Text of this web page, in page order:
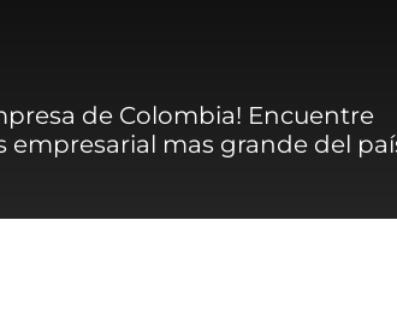
de Colombia! Encuentre
empresarial mas grande del